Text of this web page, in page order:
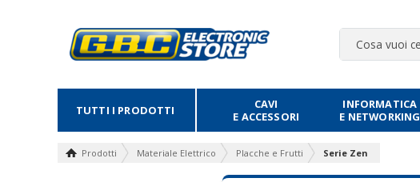
TUTTI I PRODOTTI
CAVI
E ACCESSORI
INFORMATICA
E NETWORKING
Prodotti Materiale Elettrico Placche e Frutti Serie Zen